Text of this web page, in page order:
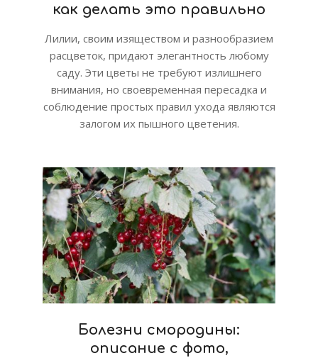
как делать это правильно
Лилии, своим изяществом и разнообразием
расцветок, придают элегантность любому
саду. Эти цветы не требуют излишнего
внимания, но своевременная пересадка и
соблюдение простых правил ухода являются
залогом их пышного цветения.
Болезни смородины:
описание с фото,